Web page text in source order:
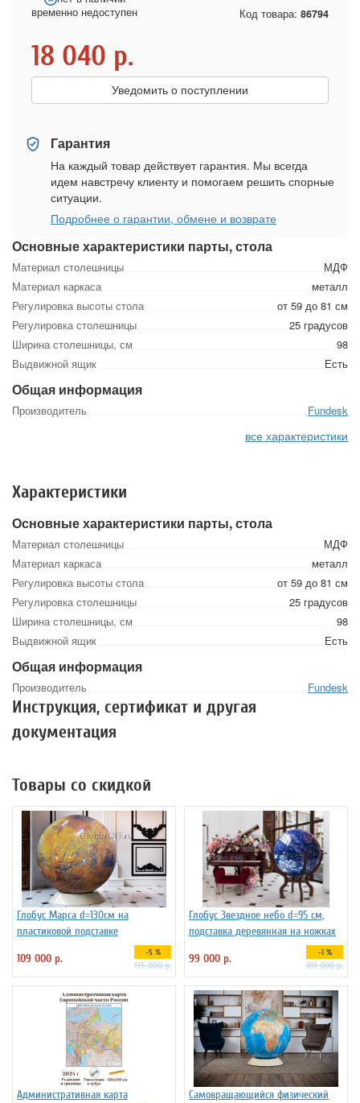
Основные характеристики парты, стола
Материал столешницы
МДФ
Материал каркаса
металл
Регулировка высоты стола
от 59 до 81 см
Регулировка столешницы
25 градусов
Ширина столешницы, см
98
Выдвижной ящик
Есть
Общая информация
Производитель Fundesk
все характеристики
временно недоступен
Код товара: 86794
18 040 р.
Уведомить о поступлении
Гарантия
На каждый товар действует гарантия. Мы всегда
идем навстречу клиенту и помогаем решить спорные
ситуации.
Подробнее о гарантии, обмене и возврате
Характеристики
Основные характеристики парты, стола
Материал столешницы
МДФ
Материал каркаса
металл
Регулировка высоты стола
от 59 до 81 см
Регулировка столешницы
25 градусов
Ширина столешницы, см
98
Выдвижной ящик
Есть
Общая информация
Производитель Fundesk
Инструкция, сертификат и другая
документация
Товары со скидкой
Глобус Марса d=130см на
пластиковой подставке
109 000 р.
-5 %
115 000 р.
Глобус Звездное небо d=95 см,
подставка деревянная на ножках
99 000 р.
-1 %
101 000 р.
Административная карта
Самовращающийся физический